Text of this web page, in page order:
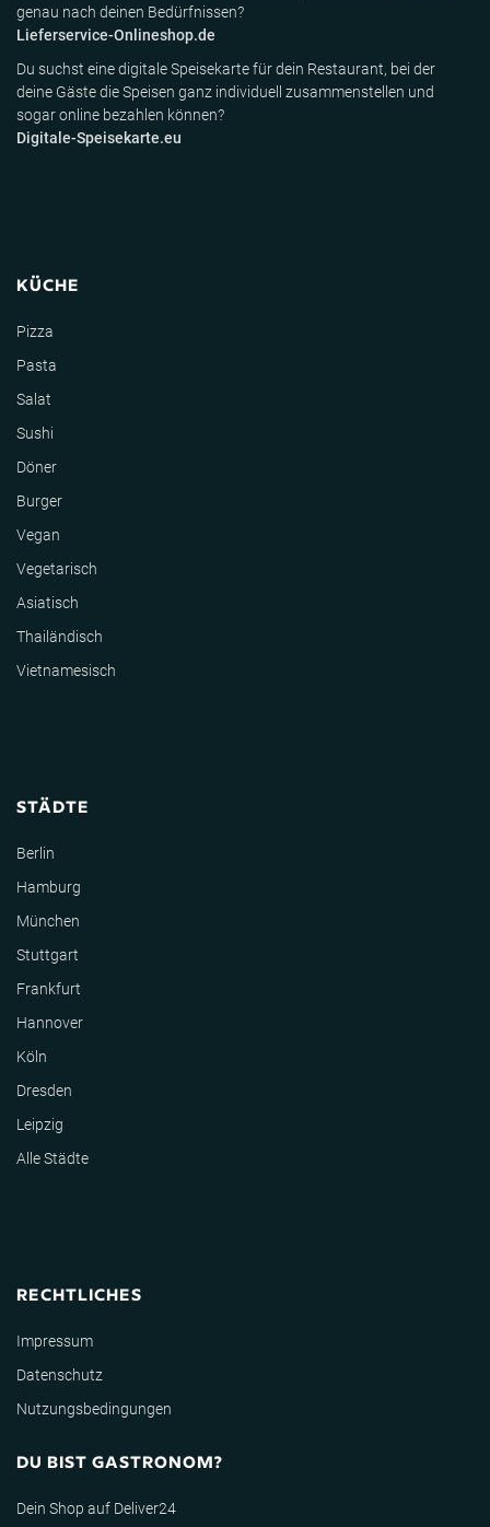
genau nach deinen Bedürfnissen?
Lieferservice-Onlineshop.de
Du suchst eine digitale Speisekarte für dein Restaurant, bei der
deine Gäste die Speisen ganz individuell zusammenstellen und
sogar online bezahlen können?
Digitale-Speisekarte.eu
KÜCHE
Pizza
Pasta
Salat
Sushi
Döner
Burger
Vegan
Vegetarisch
Asiatisch
Thailändisch
Vietnamesisch
STÄDTE
Berlin
Hamburg
München
Stuttgart
Frankfurt
Hannover
Köln
Dresden
Leipzig
Alle Städte
RECHTLICHES
Impressum
Datenschutz
Nutzungsbedingungen
DU BIST GASTRONOM?
Dein Shop auf Deliver24